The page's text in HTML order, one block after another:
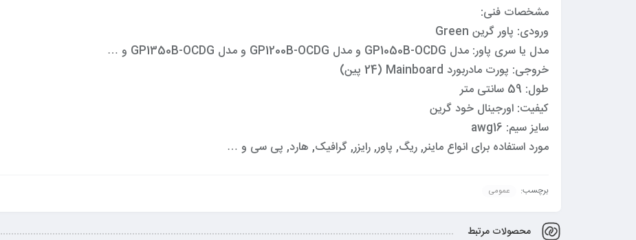
مشخصات فنی:
ورودی: پاور گرین Green
مدل یا سری پاور: مدل GP1050B-OCDG و مدل GP1200B-OCDG و مدل GP1350B-OCDG و …
خروجی: پورت مادربورد Mainboard (24 پین)
طول: 59 سانتی متر
کیفیت: اورجینال خود گرین
سایز سیم: awg16
مورد استفاده برای انواع ماینر, ریگ, پاور, رایزر, گرافیک, هارد, پی سی و …
برچسب: عمومی
محصولات مرتبط